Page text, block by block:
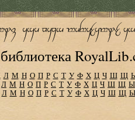
Л М Н О П Р С Т У Ф Х Ц Ч Ш Щ
Л М Н О П Р С Т У Ф Х Ц Ч Ш Щ Ы
Л М Н О П Р С Т У Ф Х Ц Ч Ш Щ Ы